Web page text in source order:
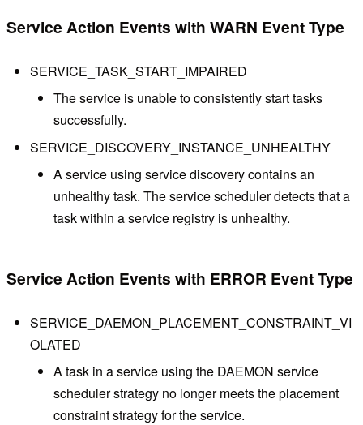
Service Action Events with WARN Event Type
SERVICE_TASK_START_IMPAIRED
The service is unable to consistently start tasks
successfully.
SERVICE_DISCOVERY_INSTANCE_UNHEALTHY
A service using service discovery contains an
unhealthy task. The service scheduler detects that a
task within a service registry is unhealthy.
Service Action Events with ERROR Event Type
SERVICE_DAEMON_PLACEMENT_CONSTRAINT_VI
OLATED
A task in a service using the DAEMON service
scheduler strategy no longer meets the placement
constraint strategy for the service.